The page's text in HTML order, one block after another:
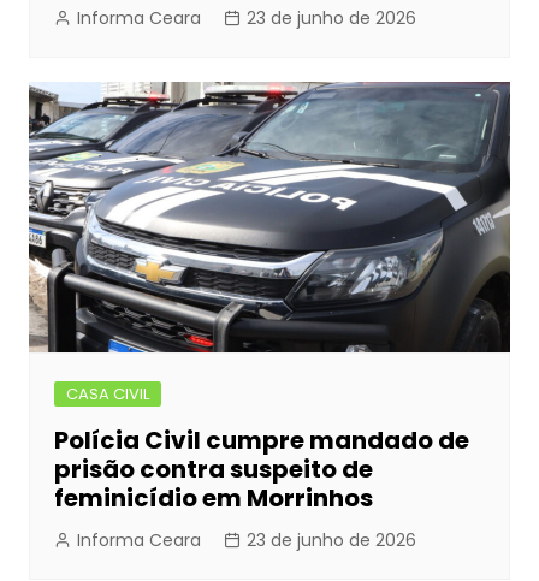
Informa Ceara 23 de junho de 2026
CASA CIVIL
Polícia Civil cumpre mandado de
prisão contra suspeito de
feminicídio em Morrinhos
Informa Ceara 23 de junho de 2026